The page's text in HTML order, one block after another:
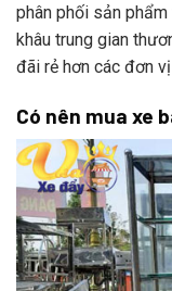
phân phối sản
khâu trung gian
đãi rẻ hơn các đơn
Có nên mua xe